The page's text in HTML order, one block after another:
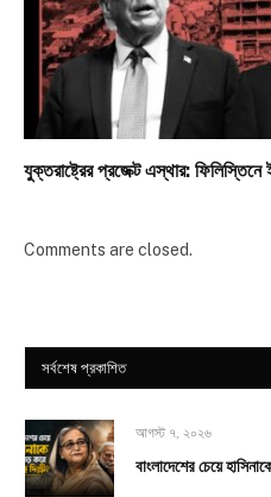
যুক্তরাষ্ট্রের প্রজেক্ট এস্থার: ফিলিস্তিনে
Comments are closed.
সর্বশেষ প্রকাশিত
আগস্ট ৭, ২০২৬
বাংলাদেশের চেয়ে